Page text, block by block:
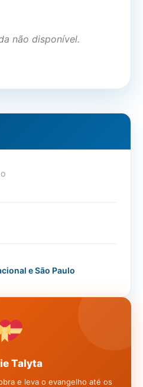
não disponível.
e São Paulo
Talyta
e leva o evangelho até os